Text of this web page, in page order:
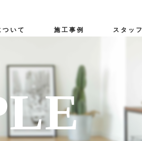
いて 施工事例 スタッフ